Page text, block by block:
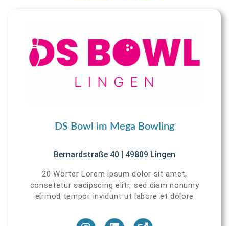
DS Bowl im Mega Bowling
Bernardstraße 40 | 49809 Lingen
20 Wörter Lorem ipsum dolor sit amet,
consetetur sadipscing elitr, sed diam nonumy
eirmod tempor invidunt ut labore et dolore